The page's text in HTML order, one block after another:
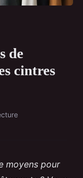
de
cintres
moyens pour